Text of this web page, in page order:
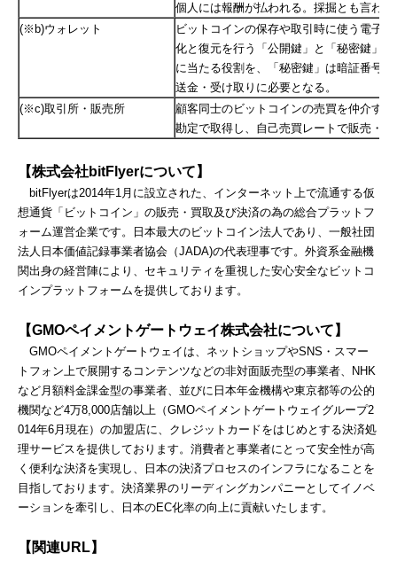
個人には報酬が払われる。採掘とも言われ
(※b)ウォレット
ビットコインの保存や取引時に使う電子
化と復元を行う「公開鍵」と「秘密鍵」
に当たる役割を、「秘密鍵」は暗証番号
送金・受け取りに必要となる。
(※c)取引所・販売所
顧客同士のビットコインの売買を仲介す
勘定で取得し、自己売買レートで販売・
【株式会社bitFlyerについて】
bitFlyerは2014年1月に設立された、インターネット上で流通する仮
想通貨「ビットコイン」の販売・買取及び決済の為の総合プラットフ
ォーム運営企業です。日本最大のビットコイン法人であり、一般社団
法人日本価値記録事業者協会（JADA)の代表理事です。外資系金融機
関出身の経営陣により、セキュリティを重視した安心安全なビットコ
インプラットフォームを提供しております。
【GMOペイメントゲートウェイ株式会社について】
GMOペイメントゲートウェイは、ネットショップやSNS・スマー
トフォン上で展開するコンテンツなどの非対面販売型の事業者、NHK
など月額料金課金型の事業者、並びに日本年金機構や東京都等の公的
機関など4万8,000店舗以上（GMOペイメントゲートウェイグループ2
014年6月現在）の加盟店に、クレジットカードをはじめとする決済処
理サービスを提供しております。消費者と事業者にとって安全性が高
く便利な決済を実現し、日本の決済プロセスのインフラになることを
目指しております。決済業界のリーディングカンパニーとしてイノベ
ーションを牽引し、日本のEC化率の向上に貢献いたします。
【関連URL】